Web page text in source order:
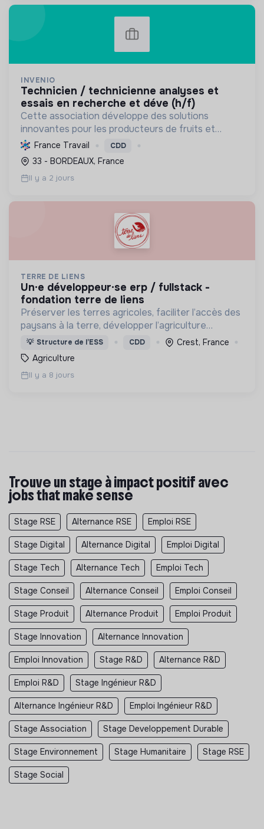
INVENIO
technicien / technicienne analyses et
essais en recherche et déve (h/f)
Cette association développe des solutions
innovantes pour les producteurs de fruits et
légumes. Elle promeut une agriculture durable,
rentable et respectueuse de l'environnement,
notamment via des ess...
France Travail CDD
33 - BORDEAUX, France
Il y a 2 jours
TERRE DE LIENS
un·e développeur·se erp / fullstack -
fondation terre de liens
Préserver les terres agricoles, faciliter l’accès des
paysans à la terre, développer l’agriculture
biologique et paysanne et faire de la terre un bien
commun par une dynamique associative et
citoyenne
💡 Structure de l’ESS CDD
Crest, France
Agriculture
Il y a 8 jours
Trouve un stage à impact positif avec
jobs that make sense
Stage RSE Alternance RSE Emploi RSE
Stage Digital Alternance Digital Emploi Digital
Stage Tech Alternance Tech Emploi Tech
Stage Conseil Alternance Conseil Emploi Conseil
Stage Produit Alternance Produit Emploi Produit
Stage Innovation Alternance Innovation
Emploi Innovation Stage R&D Alternance R&D
Emploi R&D Stage Ingénieur R&D
Alternance Ingénieur R&D Emploi Ingénieur R&D
Stage Association Stage Developpement Durable
Stage Environnement Stage Humanitaire Stage RSE
Stage Social